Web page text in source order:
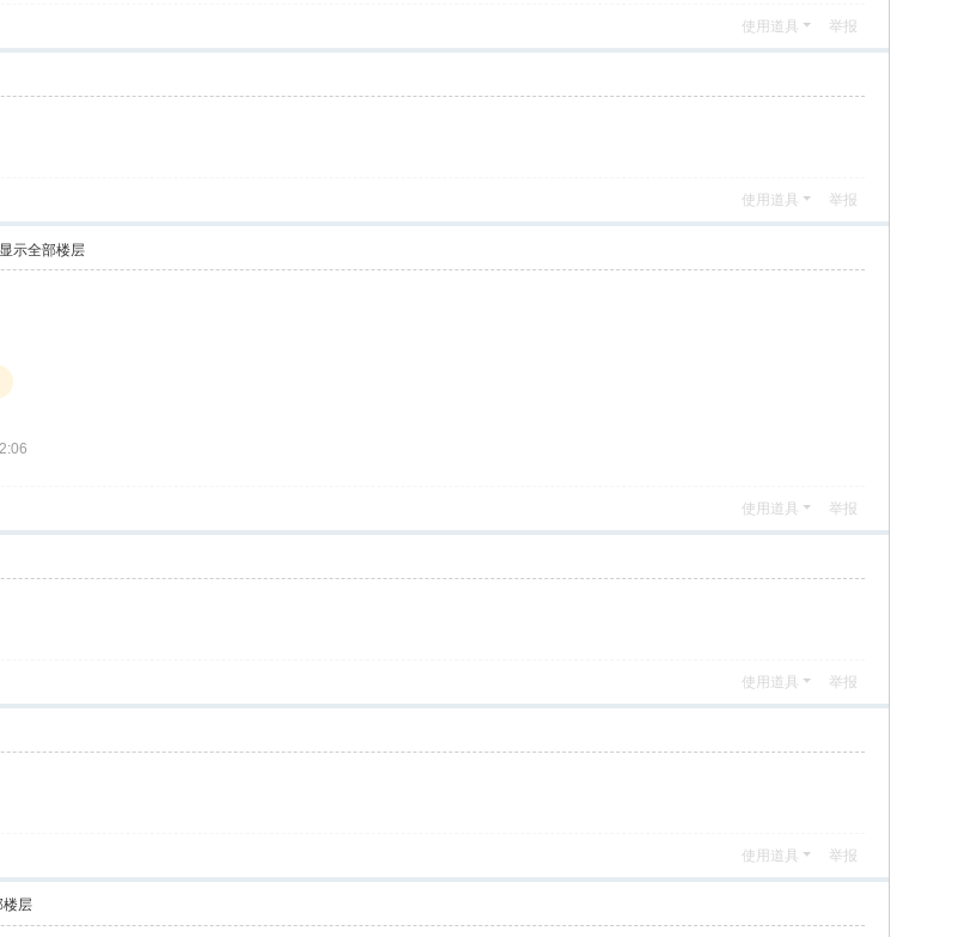
使用道具 举报
使用道具 举报
显示全部楼层
使用道具 举报
使用道具 举报
使用道具 举报
楼层